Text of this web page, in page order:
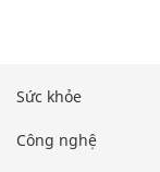
Sức khỏe
Công nghệ